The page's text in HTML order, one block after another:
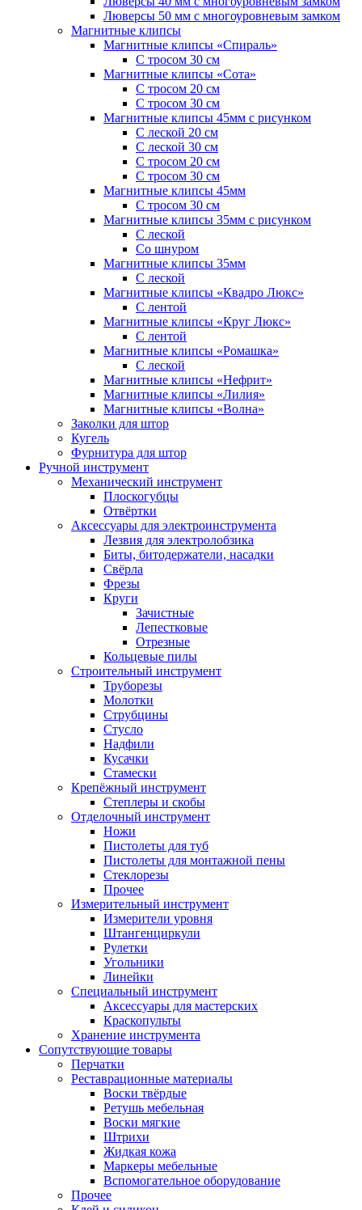
Люверсы 50 мм с многоуровневым замком
Магнитные клипсы
Магнитные клипсы «Спираль»
С тросом 30 см
Магнитные клипсы «Сота»
С тросом 20 см
С тросом 30 см
Магнитные клипсы 45мм с рисунком
С леской 20 см
С леской 30 см
С тросом 20 см
С тросом 30 см
Магнитные клипсы 45мм
С тросом 30 см
Магнитные клипсы 35мм с рисунком
С леской
Со шнуром
Магнитные клипсы 35мм
С леской
Магнитные клипсы «Квадро Люкс»
С лентой
Магнитные клипсы «Круг Люкс»
С лентой
Магнитные клипсы «Ромашка»
С леской
Магнитные клипсы «Нефрит»
Магнитные клипсы «Лилия»
Магнитные клипсы «Волна»
Заколки для штор
Кугель
Фурнитура для штор
Ручной инструмент
Механический инструмент
Плоскогубцы
Отвёртки
Аксессуары для электроинструмента
Лезвия для электролобзика
Биты, битодержатели, насадки
Свёрла
Фрезы
Круги
Зачистные
Лепестковые
Отрезные
Кольцевые пилы
Строительный инструмент
Труборезы
Молотки
Струбцины
Стусло
Надфили
Кусачки
Стамески
Крепёжный инструмент
Степлеры и скобы
Отделочный инструмент
Ножи
Пистолеты для туб
Пистолеты для монтажной пены
Стеклорезы
Прочее
Измерительный инструмент
Измерители уровня
Штангенциркули
Рулетки
Угольники
Линейки
Специальный инструмент
Аксессуары для мастерских
Краскопульты
Хранение инструмента
Сопутствующие товары
Перчатки
Реставрационные материалы
Воски твёрдые
Ретушь мебельная
Воски мягкие
Штрихи
Жидкая кожа
Маркеры мебельные
Вспомогательное оборудование
Прочее